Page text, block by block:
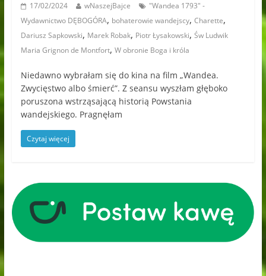
17/02/2024 wNaszejBajce
"Wandea 1793" -
Wydawnictwo DĘBOGÓRA, bohaterowie wandejscy, Charette,
Dariusz Sapkowski, Marek Robak, Piotr Łysakowski, Św Ludwik
Maria Grignon de Montfort, W obronie Boga i króla
Niedawno wybrałam się do kina na film „Wandea.
Zwycięstwo albo śmierć”. Z seansu wyszłam głęboko
poruszona wstrząsającą historią Powstania
wandejskiego. Pragnęłam
Czytaj więcej